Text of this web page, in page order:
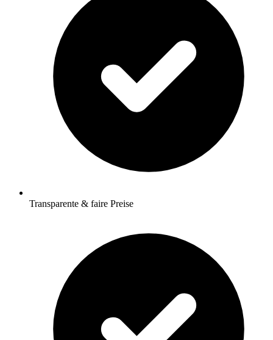
Transparente & faire Preise